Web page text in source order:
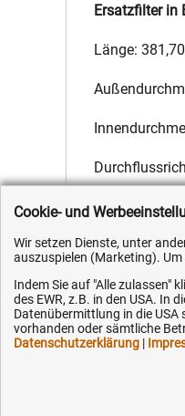
Ersatzfilter in
Länge:
Hersteller:
Kundenhotline
Cookie- und
Wir setzen Dienste, unter
auszuspielen (Marketing).
Indem Sie auf "Alle zulassen"
des EWR, z.B. in den USA.
Datenübermittlung in die
vorhanden oder sämtliche
Datenschutzerklärung |